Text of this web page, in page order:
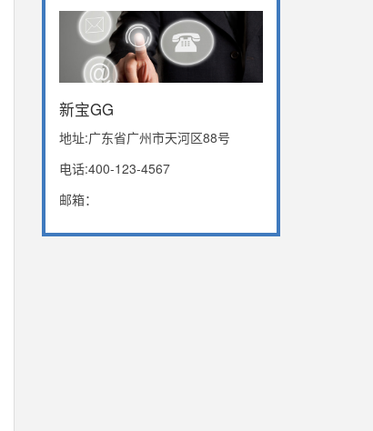
新宝GG
地址:广东省广州市天河区88号
电话:400-123-4567
邮箱：